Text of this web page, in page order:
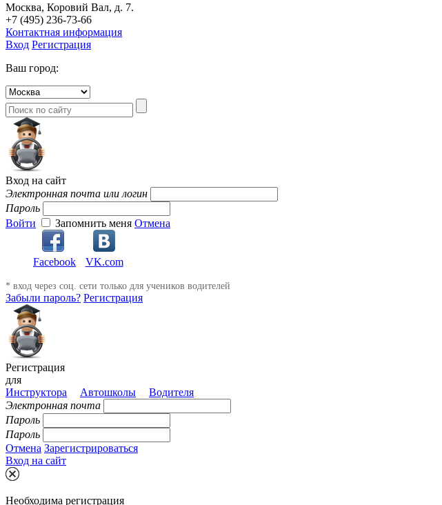
Москва, Коровий Вал, д. 7.
+7 (495) 236-73-66
Контактная информация
Вход Регистрация
Ваш город:
Вход на сайт
Электронная почта или логин
Пароль
Войти
Запомнить меня Отмена
Facebook VK.com
* вход через соц. сети только для учеников водителей
Забыли пароль? Регистрация
Регистрация
для
Инструктора
Автошколы
Водителя
Электронная почта
Пароль
Пароль
Отмена Зарегистрироваться
Вход на сайт
Необходима регистрация